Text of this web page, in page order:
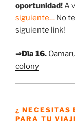
oportunidad!A
siguiente… No
siguiente link!
⇒Día 16.
colony
¿ NECESITAS
PARA TU